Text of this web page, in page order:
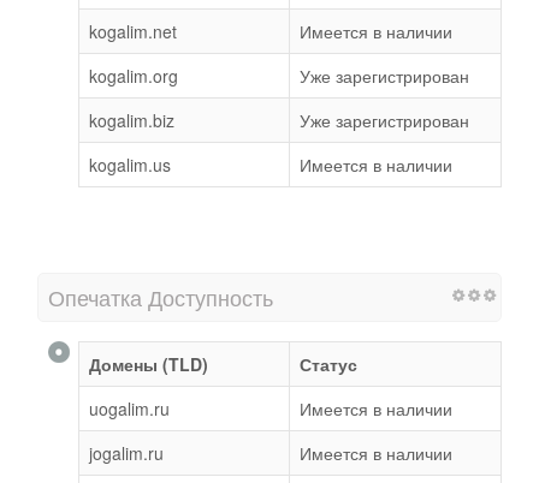
kogalim.net
Имеется в наличии
kogalim.org
Уже зарегистрирован
kogalim.biz
Уже зарегистрирован
kogalim.us
Имеется в наличии
Опечатка Доступность
Домены (TLD)
Статус
uogalim.ru
Имеется в наличии
jogalim.ru
Имеется в наличии